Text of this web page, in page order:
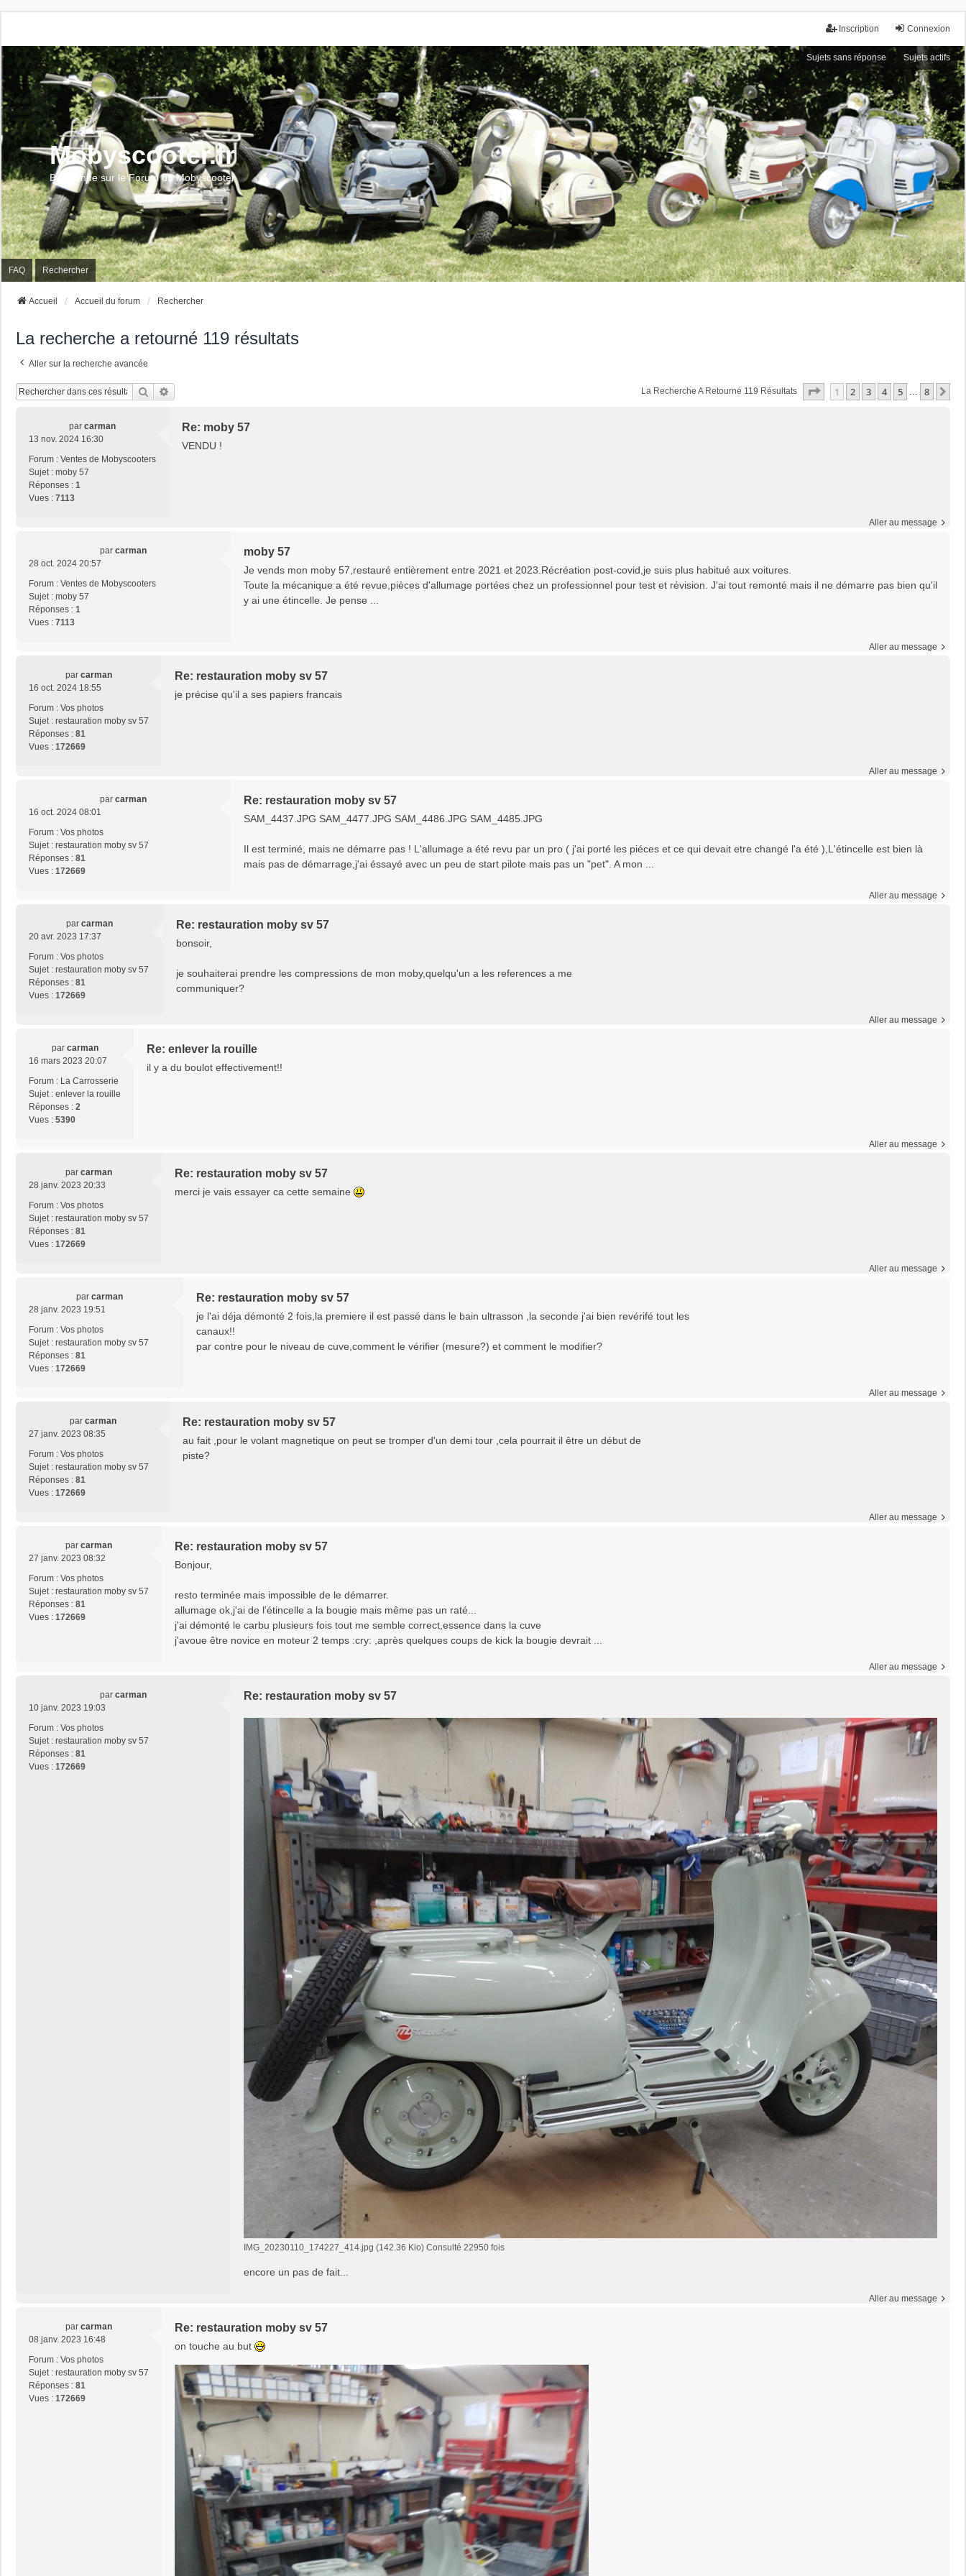
Connexion
Inscription
Sujets sans réponse Sujets actifs
Mobyscooter.fr
Bienvenue sur le Forum du Mobyscooter
FAQ Rechercher
Accueil Accueil du forum Rechercher
La recherche a retourné 119 résultats
Aller sur la recherche avancée
Rechercher La Recherche A Retourné 119 Résultats Page Sur8
1 2 3 4 5 … 8
par carman
13 nov. 2024 16:30
Forum : Ventes de Mobyscooters
Sujet : moby 57
Réponses : 1
Vues : 7113
Re: moby 57
VENDU !
Aller au message
par carman
28 oct. 2024 20:57
Forum : Ventes de Mobyscooters
Sujet : moby 57
Réponses : 1
Vues : 7113
moby 57
Je vends mon moby 57,restauré entièrement entre 2021 et 2023.Récréation post-covid,je suis plus habitué aux voitures.
Toute la mécanique a été revue,pièces d'allumage portées chez un professionnel pour test et révision. J'ai tout remonté mais il ne démarre pas bien qu'il
y ai une étincelle. Je pense ...
Aller au message
par carman
16 oct. 2024 18:55
Forum : Vos photos
Sujet : restauration moby sv 57
Réponses : 81
Vues : 172669
Re: restauration moby sv 57
je précise qu'il a ses papiers francais
Aller au message
par carman
16 oct. 2024 08:01
Forum : Vos photos
Sujet : restauration moby sv 57
Réponses : 81
Vues : 172669
Re: restauration moby sv 57
SAM_4437.JPG SAM_4477.JPG SAM_4486.JPG SAM_4485.JPG
Il est terminé, mais ne démarre pas ! L'allumage a été revu par un pro ( j'ai porté les piéces et ce qui devait etre changé l'a été ),L'étincelle est bien là
mais pas de démarrage,j'ai éssayé avec un peu de start pilote mais pas un "pet". A mon ...
Aller au message
par carman
20 avr. 2023 17:37
Forum : Vos photos
Sujet : restauration moby sv 57
Réponses : 81
Vues : 172669
Re: restauration moby sv 57
bonsoir,
je souhaiterai prendre les compressions de mon moby,quelqu'un a les references a me
communiquer?
Aller au message
par carman
16 mars 2023 20:07
Forum : La Carrosserie
Sujet : enlever la rouille
Réponses : 2
Vues : 5390
Re: enlever la rouille
il y a du boulot effectivement!!
Aller au message
par carman
28 janv. 2023 20:33
Forum : Vos photos
Sujet : restauration moby sv 57
Réponses : 81
Vues : 172669
Re: restauration moby sv 57
merci je vais essayer ca cette semaine
Aller au message
par carman
28 janv. 2023 19:51
Forum : Vos photos
Sujet : restauration moby sv 57
Réponses : 81
Vues : 172669
Re: restauration moby sv 57
je l'ai déja démonté 2 fois,la premiere il est passé dans le bain ultrasson ,la seconde j'ai bien revérifé tout les
canaux!!
par contre pour le niveau de cuve,comment le vérifier (mesure?) et comment le modifier?
Aller au message
par carman
27 janv. 2023 08:35
Forum : Vos photos
Sujet : restauration moby sv 57
Réponses : 81
Vues : 172669
Re: restauration moby sv 57
au fait ,pour le volant magnetique on peut se tromper d'un demi tour ,cela pourrait il être un début de
piste?
Aller au message
par carman
27 janv. 2023 08:32
Forum : Vos photos
Sujet : restauration moby sv 57
Réponses : 81
Vues : 172669
Re: restauration moby sv 57
Bonjour,
resto terminée mais impossible de le démarrer.
allumage ok,j'ai de l'étincelle a la bougie mais même pas un raté...
j'ai démonté le carbu plusieurs fois tout me semble correct,essence dans la cuve
j'avoue être novice en moteur 2 temps :cry: ,après quelques coups de kick la bougie devrait ...
Aller au message
par carman
10 janv. 2023 19:03
Forum : Vos photos
Sujet : restauration moby sv 57
Réponses : 81
Vues : 172669
Re: restauration moby sv 57
IMG_20230110_174227_414.jpg (142.36 Kio) Consulté 22950 fois
encore un pas de fait...
Aller au message
par carman
08 janv. 2023 16:48
Forum : Vos photos
Sujet : restauration moby sv 57
Réponses : 81
Vues : 172669
Re: restauration moby sv 57
on touche au but